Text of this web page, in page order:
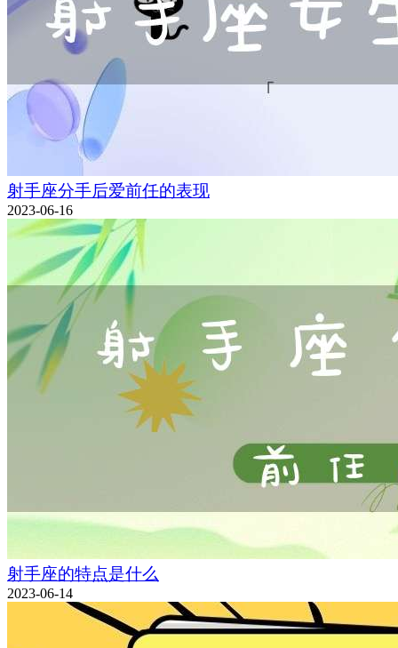
射手座分手后爱前任的表现
2023-06-16
射手座的特点是什么
2023-06-14